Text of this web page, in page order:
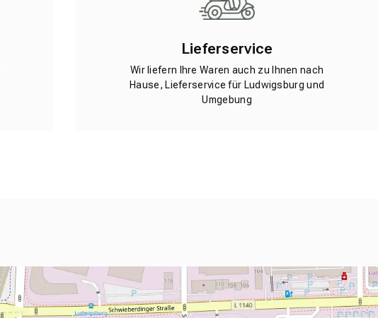
Lieferservice
Wir liefern Ihre Waren auch zu Ihnen nach
Hause, Lieferservice für Ludwigsburg und
Umgebung